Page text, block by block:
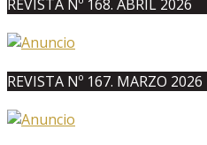
REVISTA Nº 168. ABRIL 2026
REVISTA Nº 167. MARZO 2026